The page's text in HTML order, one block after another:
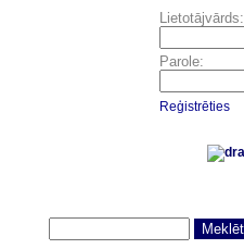
Lietotājvārds:
Parole:
Reģistrēties